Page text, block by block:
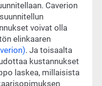
Caverion
voivat olla
elinkaaren
. Ja toisaalta
kustannukset
laskea, millaisista